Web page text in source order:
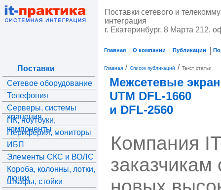
Поставки сетевого и
интеграция
г. Екатеринбург, 8 Марта 212,
Главная О компании Публикации
Поставки
Сетевое оборудование
Телефония
Серверы, системы
хранения
ПК, ноутбуки,
компоненты
Периферия, мониторы
ИБП
Элементы СКС и ВОЛС
Короба, колонны, лотки,
лючки
Шкафы, стойки
Главная / Список публикаций / Текст статьи
Межсетевые
UTM DFL-1660
и DFL-2560
Компания
заказчикам